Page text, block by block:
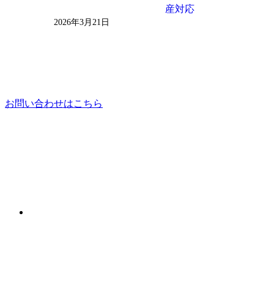
産対応
2026年3月21日
お問い合わせはこちら